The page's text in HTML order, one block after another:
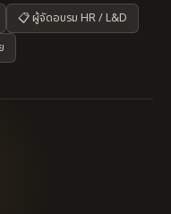
📋 ผู้จัดอบรม HR / L&D